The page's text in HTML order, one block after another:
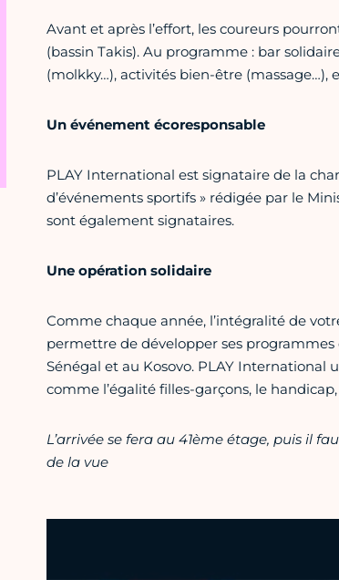
Avant et après l’effort, les coureurs
(bassin Takis). Au programme : bar
(molkky…), activités bien-être (massage…),
Un événement écoresponsable
PLAY International est signataire de la
d’événements sportifs » rédigée par le
sont également signataires.
Une opération solidaire
Comme chaque année, l’intégralité de
permettre de développer ses programmes
Sénégal et au Kosovo. PLAY
comme l’égalité filles-garçons, le
L’arrivée se fera au 41ème étage, puis il
de la vue